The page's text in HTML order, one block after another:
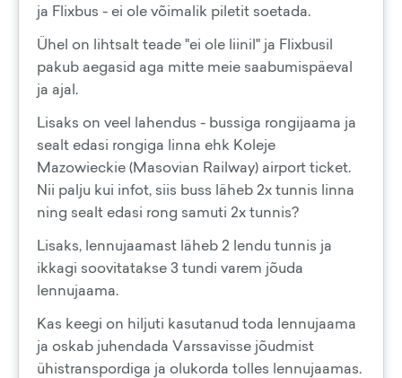
ja Flixbus - ei ole võimalik piletit soetada.
Ühel on lihtsalt teade "ei ole liinil" ja Flixbusil
pakub aegasid aga mitte meie saabumispäeval
ja ajal.
Lisaks on veel lahendus - bussiga rongijaama ja
sealt edasi rongiga linna ehk Koleje
Mazowieckie (Masovian Railway) airport ticket.
Nii palju kui infot, siis buss läheb 2x tunnis linna
ning sealt edasi rong samuti 2x tunnis?
Lisaks, lennujaamast läheb 2 lendu tunnis ja
ikkagi soovitatakse 3 tundi varem jõuda
lennujaama.
Kas keegi on hiljuti kasutanud toda lennujaama
ja oskab juhendada Varssavisse jõudmist
ühistranspordiga ja olukorda tolles lennujaamas.